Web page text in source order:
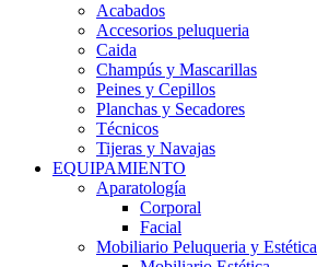
Acabados
Accesorios peluqueria
Caida
Champús y Mascarillas
Peines y Cepillos
Planchas y Secadores
Técnicos
Tijeras y Navajas
EQUIPAMIENTO
Aparatología
Corporal
Facial
Mobiliario Peluqueria y Estética